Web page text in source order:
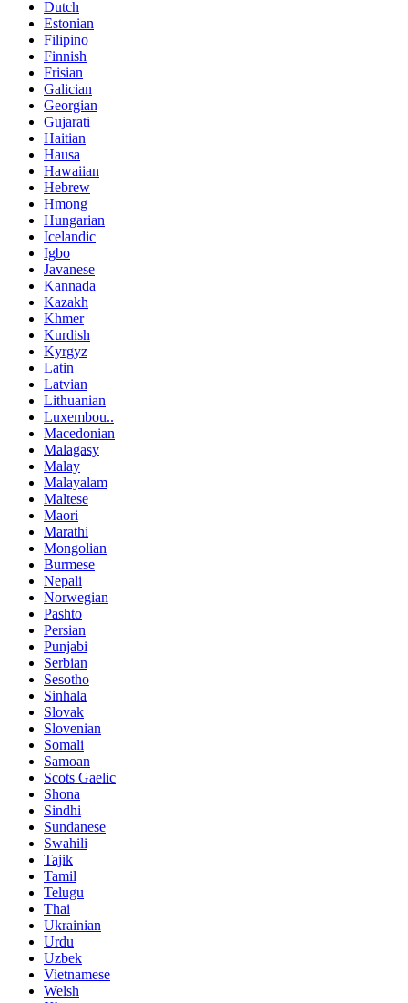
Dutch
Estonian
Filipino
Finnish
Frisian
Galician
Georgian
Gujarati
Haitian
Hausa
Hawaiian
Hebrew
Hmong
Hungarian
Icelandic
Igbo
Javanese
Kannada
Kazakh
Khmer
Kurdish
Kyrgyz
Latin
Latvian
Lithuanian
Luxembou..
Macedonian
Malagasy
Malay
Malayalam
Maltese
Maori
Marathi
Mongolian
Burmese
Nepali
Norwegian
Pashto
Persian
Punjabi
Serbian
Sesotho
Sinhala
Slovak
Slovenian
Somali
Samoan
Scots Gaelic
Shona
Sindhi
Sundanese
Swahili
Tajik
Tamil
Telugu
Thai
Ukrainian
Urdu
Uzbek
Vietnamese
Welsh